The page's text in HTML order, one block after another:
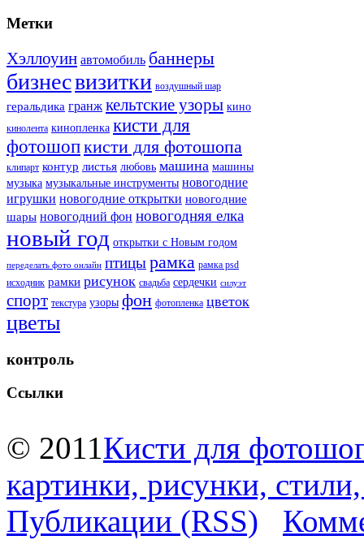
Метки
Хэллоуин автомобиль баннеры
бизнесвизитки воздушный шар
геральдика гранж кельтские узоры кино
кинолента кинопленка кисти для
фотошопкисти для фотошопа
клипарт контур листья любовь машина машины
музыка музыкальные инструменты новогодние
игрушки новогодние открытки новогодние
шары новогодний фон новогодняя елка
новый год открытки с Новым годом
переделать фото онлайн птицырамка рамка psd
исходник рамки рисунок свадьба сердечки силуэт
спорт текстура узоры фон фотопленка цветок
цветы
контроль
Ссылки
© 2011Кисти для
картинки, рисунки,
Публикации (RSS)